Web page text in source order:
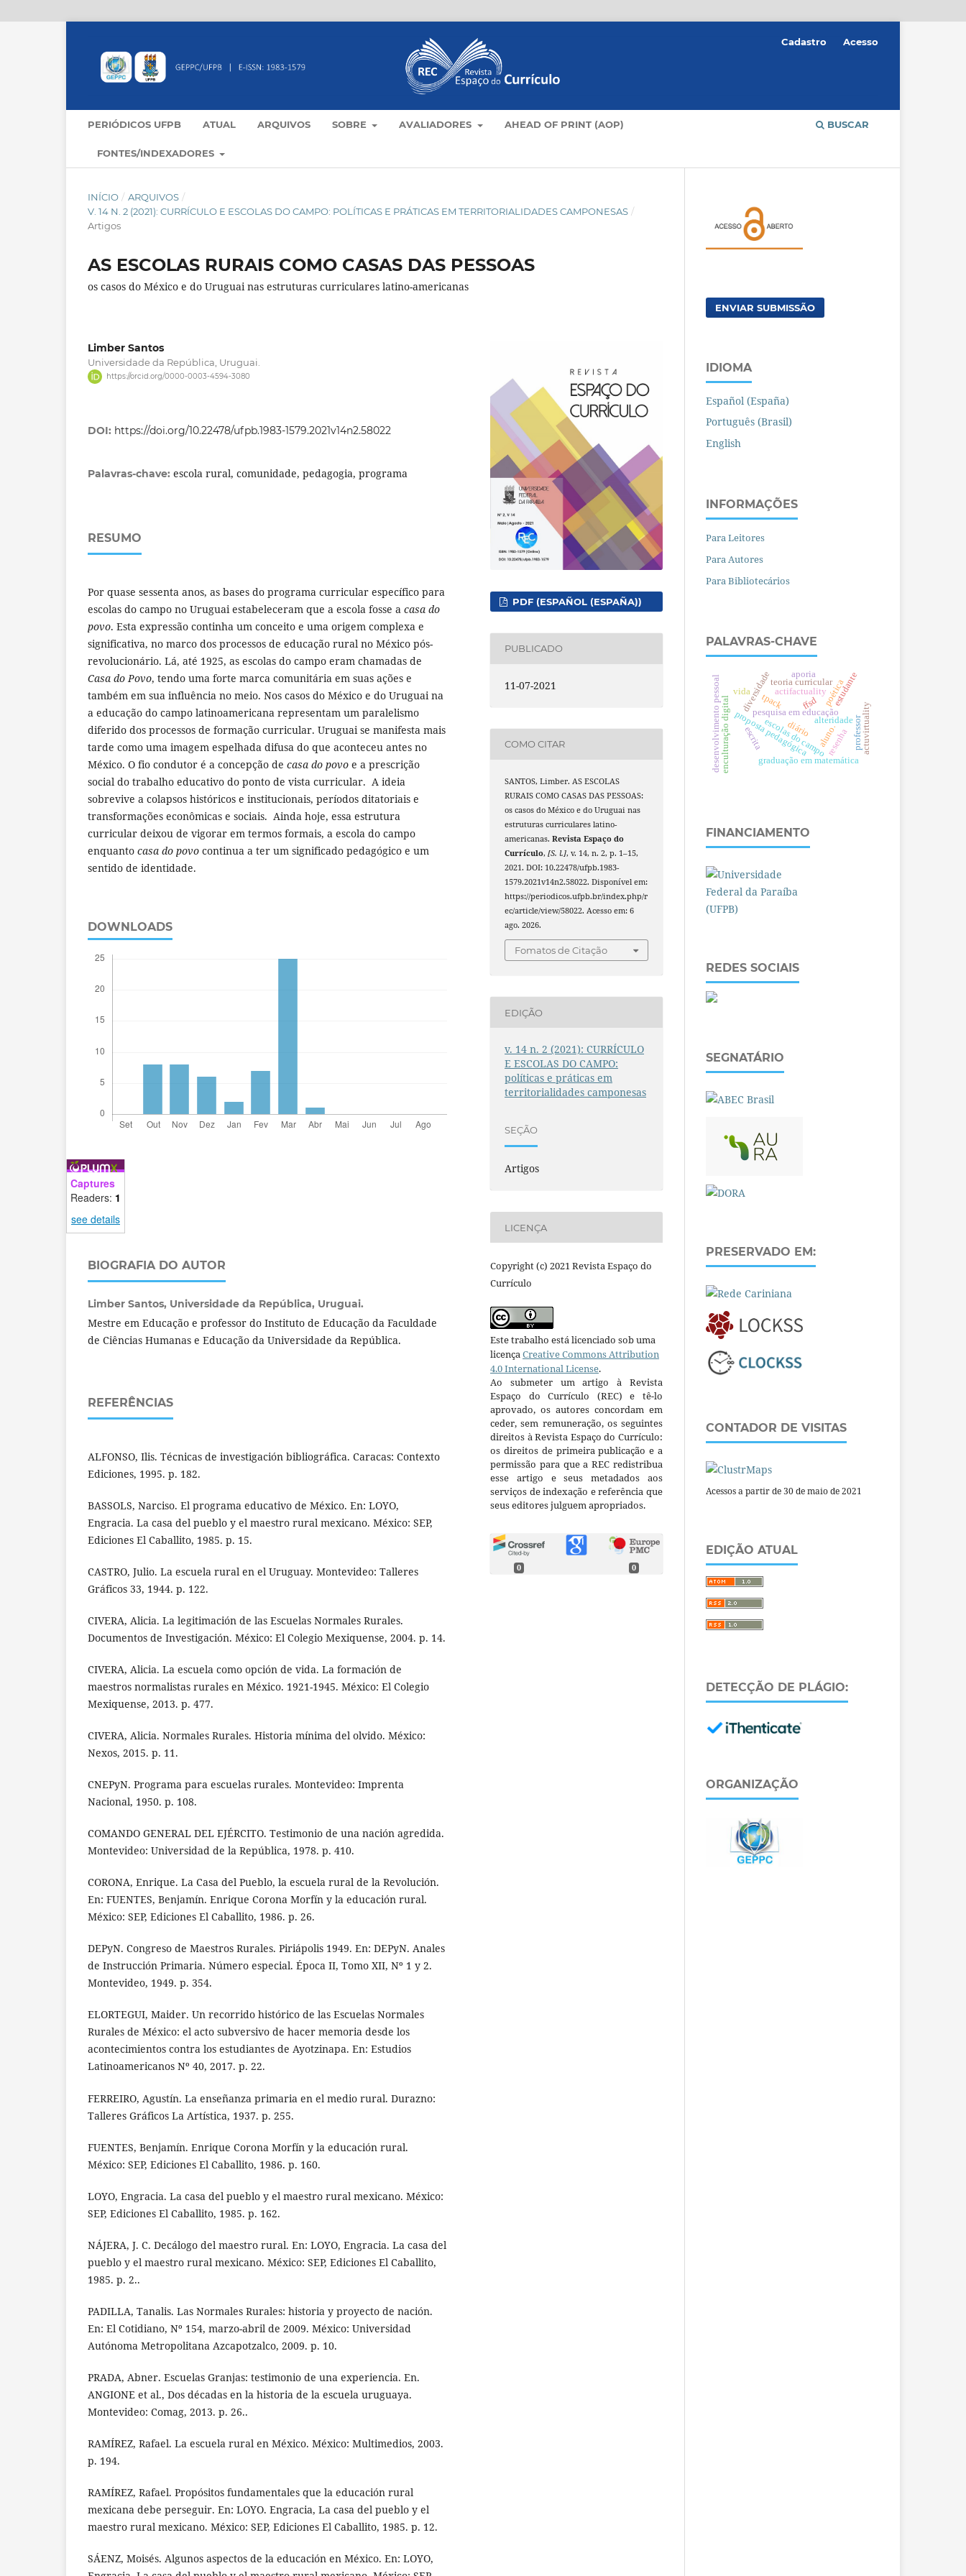
PERIÓDICOS UFPB ATUAL ARQUIVOS SOBRE AVALIADORES AHEAD OF PRINT (AOP)
FONTES/INDEXADORES
BUSCAR
Cadastro Acesso
INÍCIO / ARQUIVOS /
V. 14 N. 2 (2021): CURRÍCULO E ESCOLAS DO CAMPO: POLÍTICAS E PRÁTICAS EM TERRITORIALIDADES CAMPONESAS /
Artigos
AS ESCOLAS RURAIS COMO CASAS DAS PESSOAS
os casos do México e do Uruguai nas estruturas curriculares latino-americanas
Limber Santos
Universidade da República, Uruguai.
https://orcid.org/0000-0003-4594-3080
DOI: https://doi.org/10.22478/ufpb.1983-1579.2021v14n2.58022
Palavras-chave: escola rural, comunidade, pedagogia, programa
RESUMO
Por quase sessenta anos, as bases do programa curricular específico para
escolas do campo no Uruguai estabeleceram que a escola fosse a casa do
povo. Esta expressão continha um conceito e uma origem complexa e
significativa, no marco dos processos de educação rural no México pós-
revolucionário. Lá, até 1925, as escolas do campo eram chamadas de
Casa do Povo, tendo uma forte marca comunitária em suas ações e
também em sua influência no meio. Nos casos do México e do Uruguai na
a educação do campo latinoamericana representam um paralelismo
diferido dos processos de formação curricular. Uruguai se manifesta mais
tarde como uma imagem espelhada difusa do que aconteceu antes no
México. O fio condutor é a concepção de casa do povo e a prescrição
social do trabalho educativo do ponto de vista curricular. A ideia
sobrevive a colapsos históricos e institucionais, períodos ditatoriais e
transformações econômicas e sociais. Ainda hoje, essa estrutura
curricular deixou de vigorar em termos formais, a escola do campo
enquanto casa do povo continua a ter um significado pedagógico e um
sentido de identidade.
DOWNLOADS
Captures
Readers: 1
see details
BIOGRAFIA DO AUTOR
Limber Santos, Universidade da República, Uruguai.
Mestre em Educação e professor do Instituto de Educação da Faculdade
de Ciências Humanas e Educação da Universidade da República.
REFERÊNCIAS
ALFONSO, Ilis. Técnicas de investigación bibliográfica. Caracas: Contexto
Ediciones, 1995. p. 182.
BASSOLS, Narciso. El programa educativo de México. En: LOYO,
Engracia. La casa del pueblo y el maestro rural mexicano. México: SEP,
Ediciones El Caballito, 1985. p. 15.
CASTRO, Julio. La escuela rural en el Uruguay. Montevideo: Talleres
Gráficos 33, 1944. p. 122.
CIVERA, Alicia. La legitimación de las Escuelas Normales Rurales.
Documentos de Investigación. México: El Colegio Mexiquense, 2004. p. 14.
CIVERA, Alicia. La escuela como opción de vida. La formación de
maestros normalistas rurales en México. 1921-1945. México: El Colegio
Mexiquense, 2013. p. 477.
CIVERA, Alicia. Normales Rurales. Historia mínima del olvido. México:
Nexos, 2015. p. 11.
CNEPyN. Programa para escuelas rurales. Montevideo: Imprenta
Nacional, 1950. p. 108.
COMANDO GENERAL DEL EJÉRCITO. Testimonio de una nación agredida.
Montevideo: Universidad de la República, 1978. p. 410.
CORONA, Enrique. La Casa del Pueblo, la escuela rural de la Revolución.
En: FUENTES, Benjamín. Enrique Corona Morfín y la educación rural.
México: SEP, Ediciones El Caballito, 1986. p. 26.
DEPyN. Congreso de Maestros Rurales. Piriápolis 1949. En: DEPyN. Anales
de Instrucción Primaria. Número especial. Época II, Tomo XII, Nº 1 y 2.
Montevideo, 1949. p. 354.
ELORTEGUI, Maider. Un recorrido histórico de las Escuelas Normales
Rurales de México: el acto subversivo de hacer memoria desde los
acontecimientos contra los estudiantes de Ayotzinapa. En: Estudios
Latinoamericanos Nº 40, 2017. p. 22.
FERREIRO, Agustín. La enseñanza primaria en el medio rural. Durazno:
Talleres Gráficos La Artística, 1937. p. 255.
FUENTES, Benjamín. Enrique Corona Morfín y la educación rural.
México: SEP, Ediciones El Caballito, 1986. p. 160.
LOYO, Engracia. La casa del pueblo y el maestro rural mexicano. México:
SEP, Ediciones El Caballito, 1985. p. 162.
NÁJERA, J. C. Decálogo del maestro rural. En: LOYO, Engracia. La casa del
pueblo y el maestro rural mexicano. México: SEP, Ediciones El Caballito,
1985. p. 2..
PADILLA, Tanalis. Las Normales Rurales: historia y proyecto de nación.
En: El Cotidiano, Nº 154, marzo-abril de 2009. México: Universidad
Autónoma Metropolitana Azcapotzalco, 2009. p. 10.
PRADA, Abner. Escuelas Granjas: testimonio de una experiencia. En.
ANGIONE et al., Dos décadas en la historia de la escuela uruguaya.
Montevideo: Comag, 2013. p. 26..
RAMÍREZ, Rafael. La escuela rural en México. México: Multimedios, 2003.
p. 194.
RAMÍREZ, Rafael. Propósitos fundamentales que la educación rural
mexicana debe perseguir. En: LOYO. Engracia, La casa del pueblo y el
maestro rural mexicano. México: SEP, Ediciones El Caballito, 1985. p. 12.
SÁENZ, Moisés. Algunos aspectos de la educación en México. En: LOYO,
PDF (ESPAÑOL (ESPAÑA))
PUBLICADO
11-07-2021
COMO CITAR
SANTOS, Limber. AS ESCOLAS
RURAIS COMO CASAS DAS PESSOAS:
os casos do México e do Uruguai nas
estruturas curriculares latino-
americanas.Revista Espaço do
Currículo,[S. l.], v. 14, n. 2, p. 1–15,
2021. DOI: 10.22478/ufpb.1983-
1579.2021v14n2.58022. Disponível em:
https://periodicos.ufpb.br/index.php/r
ec/article/view/58022. Acesso em: 6
ago. 2026.
Fomatos de Citação
EDIÇÃO
v. 14 n. 2 (2021): CURRÍCULO
E ESCOLAS DO CAMPO:
políticas e práticas em
territorialidades camponesas
SEÇÃO
Artigos
LICENÇA
Copyright (c) 2021 Revista Espaço do
Currículo
Este trabalho está licenciado sob uma
licença Creative Commons Attribution
4.0 International License.
Ao submeter um artigo à Revista
Espaço do Currículo (REC) e tê-lo
aprovado, os autores concordam em
ceder, sem remuneração, os seguintes
direitos à Revista Espaço do Currículo:
os direitos de primeira publicação e a
permissão para que a REC redistribua
esse artigo e seus metadados aos
serviços de indexação e referência que
seus editores julguem apropriados.
0 0
ENVIAR SUBMISSÃO
IDIOMA
Español (España)
Português (Brasil)
English
INFORMAÇÕES
Para Leitores
Para Autores
Para Bibliotecários
PALAVRAS-CHAVE
proposta pedagógica
enculturação digital pesquisa em educação
escrita
diversidade
graduação em matemática
tpack
alteridade
poética
teoria curricular
escolas do campo
ffsd
vida
professor
aluno.
resenha
desenvolvimento pessoal estudante
diário actuvirtuality
actifactuality
aporia
FINANCIAMENTO
REDES SOCIAIS
SEGNATÁRIO
PRESERVADO EM:
CONTADOR DE VISITAS
Acessos a partir de 30 de maio de 2021
EDIÇÃO ATUAL
DETECÇÃO DE PLÁGIO:
ORGANIZAÇÃO